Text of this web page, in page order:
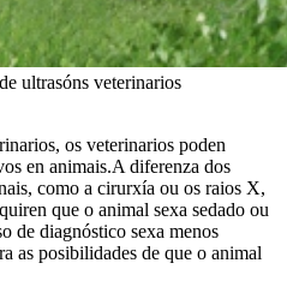
ultrasóns veterinarios
os veterinarios poden
en animais.A diferenza dos
como a cirurxía ou os raios X,
que o animal sexa sedado ou
de diagnóstico sexa menos
as posibilidades de que o animal